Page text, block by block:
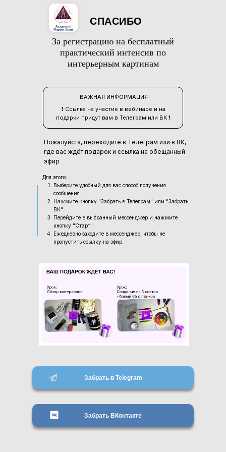
СПАСИБО
Забрать в Telegram
Забрать ВКонтакте
За регистрацию на бесплатный
практический интенсив по
интерьерным картинам
❗️ Ссылка на участие в вебинаре и на
подарки придут вам в Телеграм или ВК ❗️
ВАЖНАЯ ИНФОРМАЦИЯ
Пожалуйста, переходите в Телеграм или в ВК,
где вас ждёт подарок и ссылка на обещанный
эфир
Для этого:
Выберите удобный для вас способ получения
сообщения.
Нажмите кнопку "Забрать в Телеграм" или "Забрать
ВК".
Перейдите в выбранный мессенджер и нажмите
кнопку "Старт".
Ежедневно заходите в мессенджер, чтобы не
пропустить ссылку на эфир.